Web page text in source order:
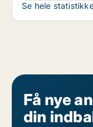
Se hele
Få nye
din